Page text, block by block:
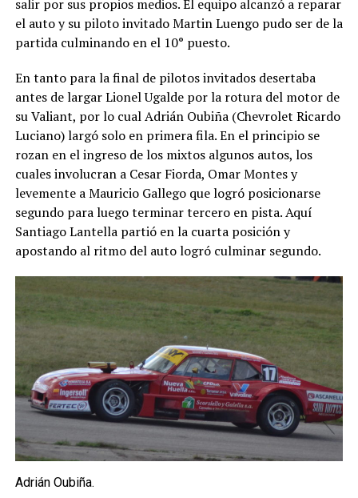
salir por sus propios medios. El equipo alcanzó a reparar
el auto y su piloto invitado Martin Luengo pudo ser de la
partida culminando en el 10° puesto.
En tanto para la final de pilotos invitados desertaba
antes de largar Lionel Ugalde por la rotura del motor de
su Valiant, por lo cual Adrián Oubiña (Chevrolet Ricardo
Luciano) largó solo en primera fila. En el principio se
rozan en el ingreso de los mixtos algunos autos, los
cuales involucran a Cesar Fiorda, Omar Montes y
levemente a Mauricio Gallego que logró posicionarse
segundo para luego terminar tercero en pista. Aquí
Santiago Lantella partió en la cuarta posición y
apostando al ritmo del auto logró culminar segundo.
Adrián Oubiña.